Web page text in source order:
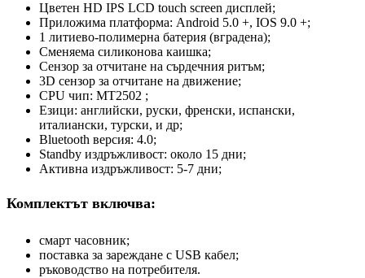
Цветен HD IPS LCD touch screen дисплей;
Приложима платформа: Android 5.0 +, IOS 9.0 +;
1 литиево-полимерна батерия (вградена);
Сменяема силиконова каишка;
Сензор за отчитане на сърдечния ритъм;
3D сензор за отчитане на движение;
CPU чип: MT2502 ;
Езици: английски, руски, френски, испански,
италиански, турски, и др;
Bluetooth версия: 4.0;
Standby издръжливост: около 15 дни;
Активна издръжливост: 5-7 дни;
Комплектът включва:
смарт часовник;
поставка за зареждане с USB кабел;
ръководство на потребителя.